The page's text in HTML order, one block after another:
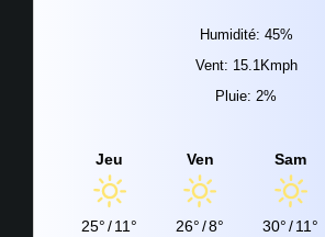
Humidité: 45%
Vent: 15.1Kmph
Pluie: 2%
Jeu
25°/11°
Ven
26°/8°
Sam
30°/11°